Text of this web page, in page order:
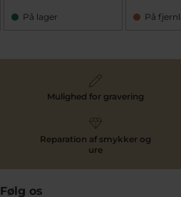
På lager På
Mulighed for gravering
Reparation af smykker og
ure
Følg os